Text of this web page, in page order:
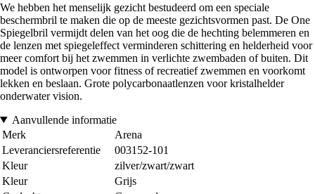
We hebben het menselijk gezicht bestudeerd om een speciale
beschermbril te maken die op de meeste gezichtsvormen past. De One
Spiegelbril vermijdt delen van het oog die de hechting belemmeren en
de lenzen met spiegeleffect verminderen schittering en helderheid voor
meer comfort bij het zwemmen in verlichte zwembaden of buiten. Dit
model is ontworpen voor fitness of recreatief zwemmen en voorkomt
lekken en beslaan. Grote polycarbonaatlenzen voor kristalhelder
onderwater vision.
Aanvullende informatie
Merk
Arena
Leveranciersreferentie
003152-101
Kleur
zilver/zwart/zwart
Kleur
Grijs